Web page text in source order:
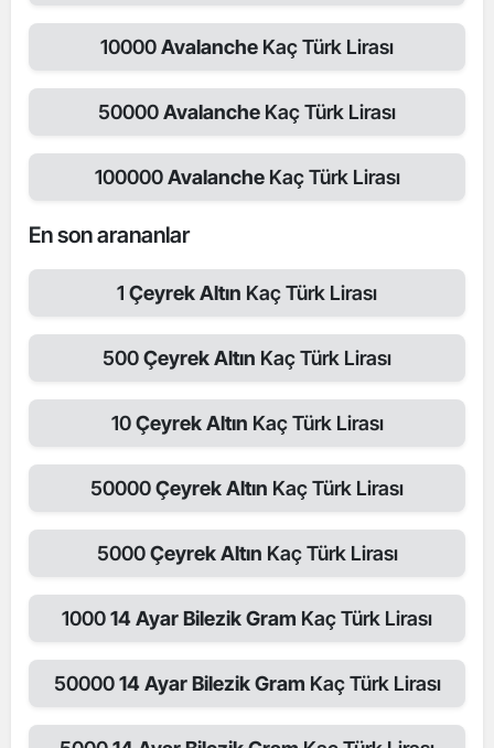
10000Avalanche Kaç Türk Lirası
50000Avalanche Kaç Türk Lirası
100000Avalanche Kaç Türk Lirası
En son arananlar
1 Çeyrek Altın Kaç Türk Lirası
500Çeyrek Altın Kaç Türk Lirası
10Çeyrek Altın Kaç Türk Lirası
50000Çeyrek Altın Kaç Türk Lirası
5000Çeyrek Altın Kaç Türk Lirası
100014 Ayar Bilezik Gram Kaç Türk Lirası
5000014 Ayar Bilezik Gram Kaç Türk Lirası